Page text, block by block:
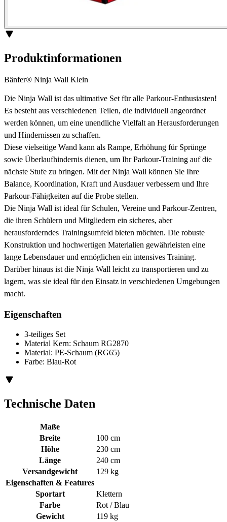
Produktinformationen
Bänfer® Ninja Wall Klein
Die Ninja Wall ist das ultimative Set für alle Parkour-Enthusiasten!
Es besteht aus verschiedenen Teilen, die individuell angeordnet
werden können, um eine unendliche Vielfalt an Herausforderungen
und Hindernissen zu schaffen.
Diese vielseitige Wand kann als Rampe, Erhöhung für Sprünge
sowie Überlaufhindernis dienen, um Ihr Parkour-Training auf die
nächste Stufe zu bringen. Mit der Ninja Wall können Sie Ihre
Balance, Koordination, Kraft und Ausdauer verbessern und Ihre
Parkour-Fähigkeiten auf die Probe stellen.
Die Ninja Wall ist ideal für Schulen, Vereine und Parkour-Zentren,
die ihren Schülern und Mitgliedern ein sicheres, aber
herausforderndes Trainingsumfeld bieten möchten. Die robuste
Konstruktion und hochwertigen Materialien gewährleisten eine
lange Lebensdauer und ermöglichen ein intensives Training.
Darüber hinaus ist die Ninja Wall leicht zu transportieren und zu
lagern, was sie ideal für den Einsatz in verschiedenen Umgebungen
macht.
Eigenschaften
3-teiliges Set
Material Kern: Schaum RG2870
Material: PE-Schaum (RG65)
Farbe: Blau-Rot
Technische Daten
Maße
Breite
100 cm
Höhe
230 cm
Länge
240 cm
Versandgewicht
129 kg
Eigenschaften & Features
Sportart
Klettern
Farbe
Rot / Blau
Gewicht
119 kg